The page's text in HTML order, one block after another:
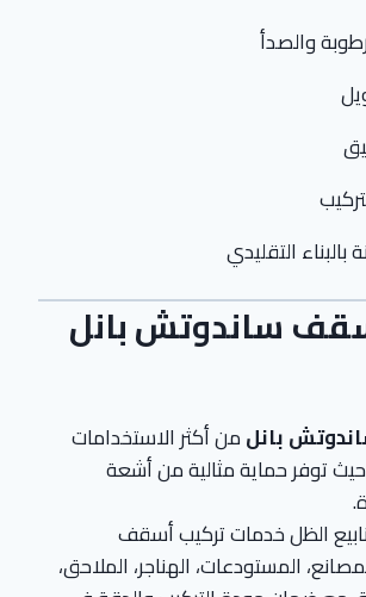
والصدأ
التقليدي
ساندوتش بانل
بانلمن أكثر الاستخدامات
توفر حماية مثالية من أشعة
الظل خدمات تركيب أسقف
المستودعات، الهناجر، الملاحق،